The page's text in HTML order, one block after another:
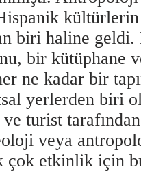
biri haline geldi.
bir kütüphane
ne kadar bir
yerlerden biri
turist
veya
çok etkinlik için